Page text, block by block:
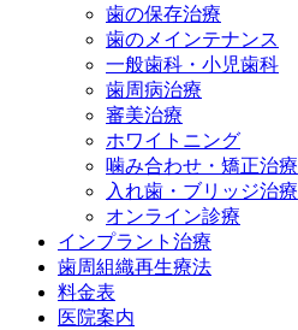
歯の保存治療
歯のメインテナンス
一般歯科・小児歯科
歯周病治療
審美治療
ホワイトニング
噛み合わせ・矯正治療
入れ歯・ブリッジ治療
オンライン診療
インプラント治療
歯周組織再生療法
料金表
医院案内